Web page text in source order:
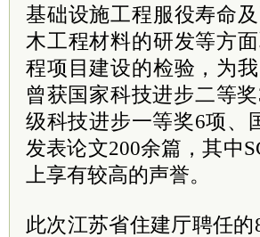
基础设施工程服役寿命
木工程材料的研发等方
程项目建设的检验，为
曾获国家科技进步二等
级科技进步一等奖6项、
发表论文200余篇，其中
上享有较高的声誉。
此次江苏省住建厅聘任